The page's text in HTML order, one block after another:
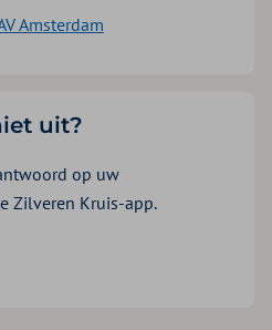
Amsterdam
uit?
op uw
Zilveren Kruis-app.